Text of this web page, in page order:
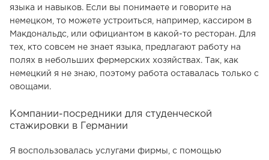
языка и навыков. Если вы понимаете и говорите на
немецком, то можете устроиться, например, кассиром в
Макдональдс, или официантом в какой-то ресторан. Для
тех, кто совсем не знает языка, предлагают работу на
полях в небольших фермерских хозяйствах. Так, как
немецкий я не знаю, поэтому работа оставалась только с
овощами.
Компании-посредники для студенческой
стажировки в Германии
Я воспользовалась услугами фирмы, с помощью